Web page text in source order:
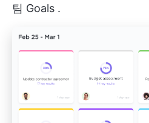
팀 Goals .